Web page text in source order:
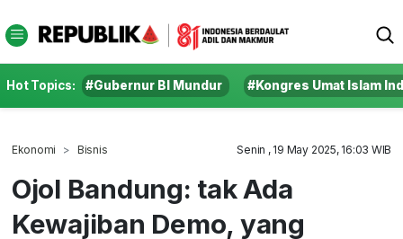
Hot Topics: #Gubernur BI Mundur #Kongres Umat Islam
Ekonomi Bisnis Senin , 19 May 2025, 16:03 WIB
Ojol Bandung: tak Ada
Kewajiban Demo, yang